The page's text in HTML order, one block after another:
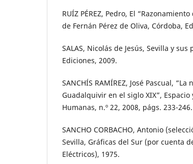
RUÍZ PÉREZ, Pedro, El
de Fernán Pérez de Oliva, Córdoba,
SALAS, Nicolás de Jesús, Sevilla y
Ediciones, 2009.
SANCHÍS RAMÍREZ, José Pascual,
Guadalquivir en el siglo XIX”,
Humanas, n.º 22, 2008, págs. 233-246.
SANCHO CORBACHO, Antonio
Sevilla, Gráficas del Sur (por cuenta
Eléctricos), 1975.